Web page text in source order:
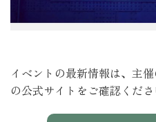
イベントの最新情報は、主
の公式サイトをご確認くださ